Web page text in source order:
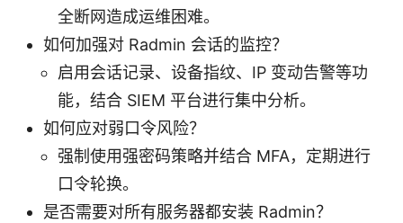
全断网造成运维困难。
如何加强对 Radmin 会话的监控？
启用会话记录、设备指纹、IP 变动告警等功
能，结合 SIEM 平台进行集中分析。
如何应对弱口令风险？
强制使用强密码策略并结合 MFA，定期进行
口令轮换。
是否需要对所有服务器都安装 Radmin？